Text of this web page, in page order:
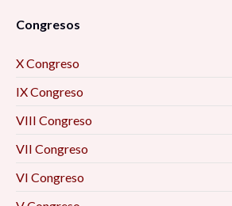
Congresos
X Congreso
IX Congreso
VIII Congreso
VII Congreso
VI Congreso